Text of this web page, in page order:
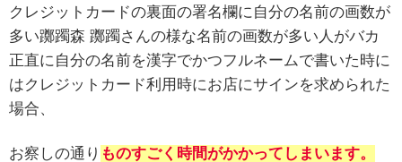
クレジットカードの裏面の署名欄に自分の名前の画数が
多い躑躅森 躑躅さんの様な名前の画数が多い人がバカ
正直に自分の名前を漢字でかつフルネームで書いた時に
はクレジットカード利用時にお店にサインを求められた
場合、
お察しの通り ものすごく時間がかかってしまいます。